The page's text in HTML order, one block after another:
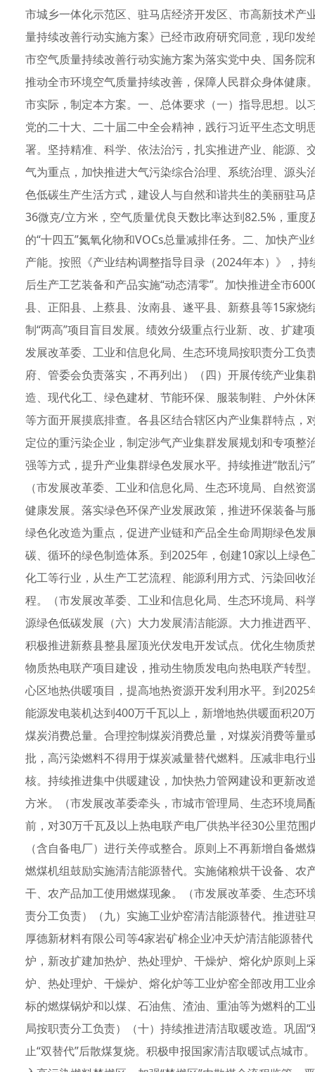
市城乡一体化示范区、驻马店经济开发区、市高新技术
量持续改善行动实施方案》已经市政府研究同意，现印
市空气质量持续改善行动实施方案为落实党中央、国务
推动全市环境空气质量持续改善，保障人民群众身体健
市实际，制定本方案。一、总体要求（一）指导思想。
党的二十大、二十届二中全会精神，践行习近平生态文
署。坚持精准、科学、依法治污，扎实推进产业、能源
气为重点，加快推进大气污染综合治理、系统治理、源
色低碳生产生活方式，建设人与自然和谐共生的美丽驻
36微克/立方米，空气质量优良天数比率达到82.5%，重
的“十四五”氮氧化物和VOCs总量减排任务。二、加快产
产能。按照《产业结构调整指导目录（2024年本）》，
后生产工艺装备和产品实施“动态清零”。加快推进全市
县、正阳县、上蔡县、汝南县、遂平县、新蔡县等15家烧
制“两高”项目盲目发展。绩效分级重点行业新、改、扩建
发展改革委、工业和信息化局、生态环境局按职责分工
府、管委会负责落实，不再列出）（四）开展传统产业
造、现代化工、绿色建材、节能环保、服装制鞋、户外
等方面开展摸底排查。各县区结合辖区内产业集群特点
定位的重污染企业，制定涉气产业集群发展规划和专项
强等方式，提升产业集群绿色发展水平。持续推进“散乱
（市发展改革委、工业和信息化局、生态环境局、自然
健康发展。落实绿色环保产业发展政策，推进环保装备
绿色化改造为重点，促进产业链和产品全生命周期绿色
碳、循环的绿色制造体系。到2025年，创建10家以上绿
化工等行业，从生产工艺流程、能源利用方式、污染回
程。（市发展改革委、工业和信息化局、生态环境局、
源绿色低碳发展（六）大力发展清洁能源。大力推进西
积极推进新蔡县整县屋顶光伏发电开发试点。优化生物
物质热电联产项目建设，推动生物质发电向热电联产转
心区地热供暖项目，提高地热资源开发利用水平。到
能源发电装机达到400万千瓦以上，新增地热供暖面积20
煤炭消费总量。合理控制煤炭消费总量，对煤炭消费等
批，高污染燃料不得用于煤炭减量替代燃料。压减非电
核。持续推进集中供暖建设，加快热力管网建设和更新
方米。（市发展改革委牵头，市城市管理局、生态环境
前，对30万千瓦及以上热电联产电厂供热半径30公里范
（含自备电厂）进行关停或整合。原则上不再新增自备
燃煤机组鼓励实施清洁能源替代。实施储粮烘干设备、
干、农产品加工使用燃煤现象。（市发展改革委、生态
责分工负责）（九）实施工业炉窑清洁能源替代。推进
厚德新材料有限公司等4家岩矿棉企业冲天炉清洁能源替
炉，新改扩建加热炉、热处理炉、干燥炉、熔化炉原则
炉、热处理炉、干燥炉、熔化炉等工业炉窑全部改用工
标的燃煤锅炉和以煤、石油焦、渣油、重油等为燃料的
局按职责分工负责）（十）持续推进清洁取暖改造。巩固
止“双替代”后散煤复烧。积极申报国家清洁取暖试点城